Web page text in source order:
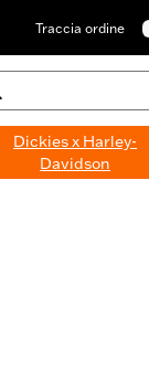
Traccia ordine
Dickies x Harley-
Davidson